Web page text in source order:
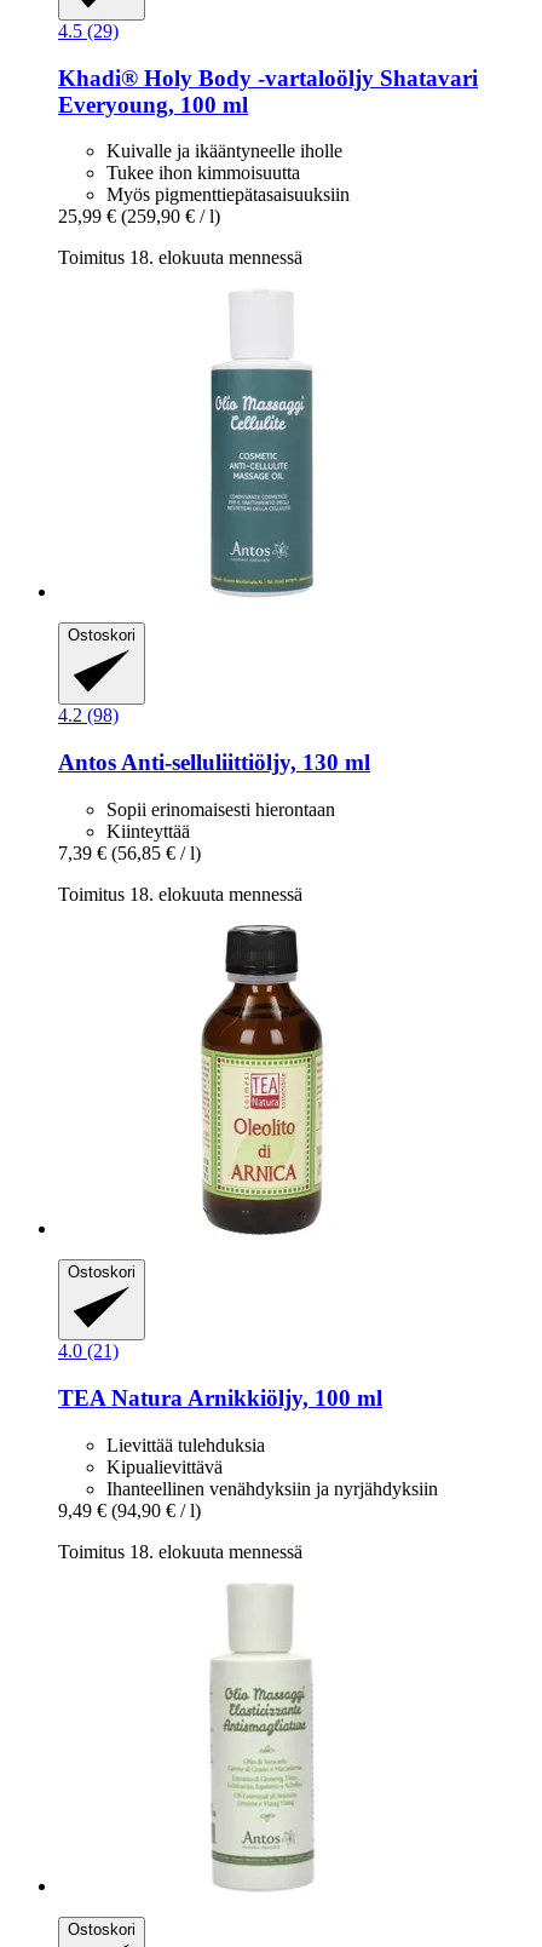
4.5 (29)
Khadi® Holy Body -​vartaloöljy Shatavari
Everyoung, 100 ml
Kuivalle ja ikääntyneelle iholle
Tukee ihon kimmoisuutta
Myös pigmenttiepätasaisuuksiin
25,99 € (259,90 € / l)
Toimitus 18. elokuuta mennessä
Ostoskori
4.2 (98)
Antos Anti-​selluliittiöljy, 130 ml
Sopii erinomaisesti hierontaan
Kiinteyttää
7,39 € (56,85 € / l)
Toimitus 18. elokuuta mennessä
Ostoskori
4.0 (21)
TEA Natura Arnikkiöljy, 100 ml
Lievittää tulehduksia
Kipualievittävä
Ihanteellinen venähdyksiin ja nyrjähdyksiin
9,49 € (94,90 € / l)
Toimitus 18. elokuuta mennessä
Ostoskori